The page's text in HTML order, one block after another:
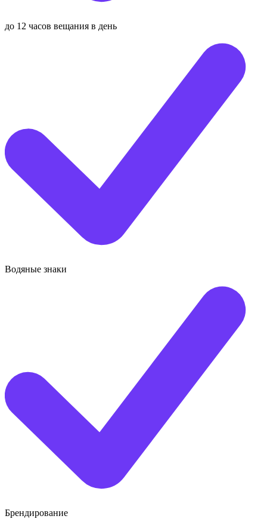
до 12 часов вещания в день
Водяные знаки
Брендирование